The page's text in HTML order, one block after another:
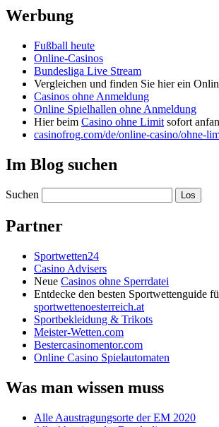
Werbung
Fußball heute
Online-Casinos
Bundesliga Live Stream
Vergleichen und finden Sie hier ein
Casinos ohne Anmeldung
Online Spielhallen ohne Anmeldung
Hier beim Casino ohne Limit sofort
casinofrog.com/de/online-casino/ohne-
Im Blog suchen
Suchen
Partner
Sportwetten24
Casino Advisers
Neue Casinos ohne Sperrdatei
Entdecke den besten Sportwettenguide
sportwettenoesterreich.at
Sportbekleidung & Trikots
Meister-Wetten.com
Bestercasinomentor.com
Online Casino Spielautomaten
Was man wissen muss
Alle Aaustragungsorte der EM 2020